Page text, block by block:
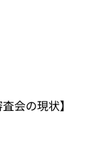
会の現状】